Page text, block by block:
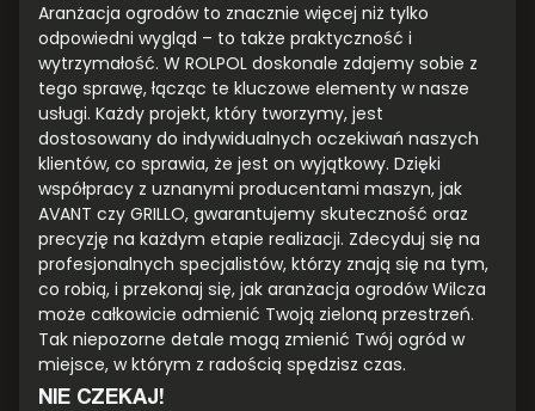
Aranżacja ogrodów to znacznie więcej niż tylko
odpowiedni wygląd – to także praktyczność i
wytrzymałość. W ROLPOL doskonale zdajemy sobie z
tego sprawę, łącząc te kluczowe elementy w nasze
usługi. Każdy projekt, który tworzymy, jest
dostosowany do indywidualnych oczekiwań naszych
klientów, co sprawia, że jest on wyjątkowy. Dzięki
współpracy z uznanymi producentami maszyn, jak
AVANT czy GRILLO, gwarantujemy skuteczność oraz
precyzję na każdym etapie realizacji. Zdecyduj się na
profesjonalnych specjalistów, którzy znają się na tym,
co robią, i przekonaj się, jak aranżacja ogrodów Wilcza
może całkowicie odmienić Twoją zieloną przestrzeń.
Tak niepozorne detale mogą zmienić Twój ogród w
miejsce, w którym z radością spędzisz czas.
NIE CZEKAJ!